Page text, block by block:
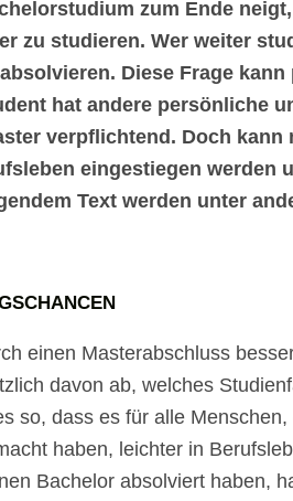
zum Ende
zu studieren. Wer weiter
Diese Frage
hat andere persönliche
verpflichtend. Doch kann
eingestiegen werden
Text werden unter
einen Masterabschluss
davon ab, welches
so, dass es für alle
haben, leichter in
Bachelor absolviert haben,